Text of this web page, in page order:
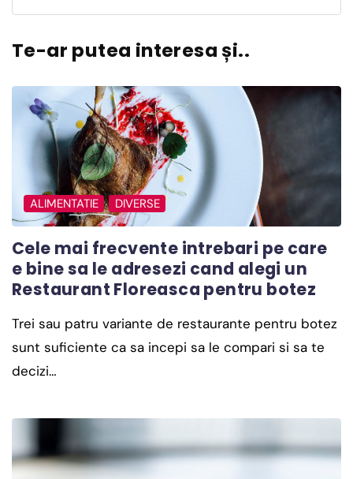
Te-ar putea interesa și..
ALIMENTATIE DIVERSE
Cele mai frecvente intrebari pe care
e bine sa le adresezi cand alegi un
Restaurant Floreasca pentru botez
Trei sau patru variante de restaurante pentru botez
sunt suficiente ca sa incepi sa le compari si sa te
decizi…